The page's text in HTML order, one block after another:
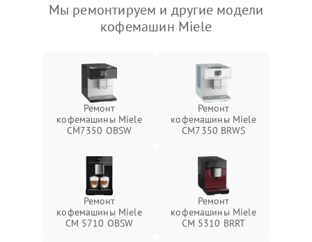
Мы ремонтируем и другие модели
кофемашин Miele
Ремонт
кофемашины Miele
CM7350 OBSW
Ремонт
кофемашины Miele
CM7350 BRWS
Ремонт
кофемашины Miele
CM 5710 OBSW
Ремонт
кофемашины Miele
CM 5310 BRRT